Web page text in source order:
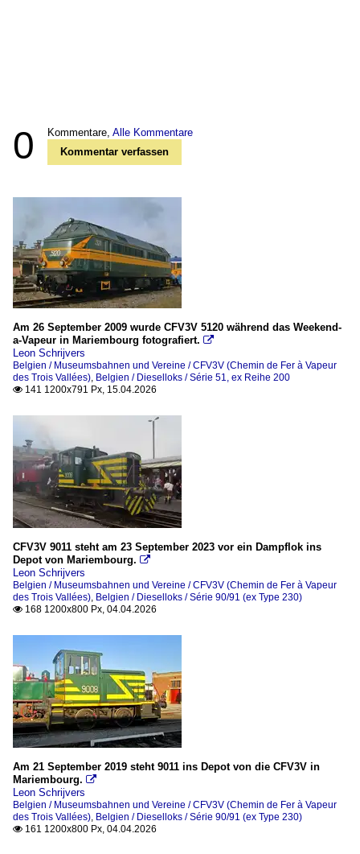
0 Kommentare, Alle Kommentare
Kommentar verfassen
Am 26 September 2009 wurde CFV3V 5120 während das Weekend-
a-Vapeur in Mariembourg fotografiert. 
Leon Schrijvers
Belgien / Museumsbahnen und Vereine / CFV3V (Chemin de Fer à Vapeur
des Trois Vallées), Belgien / Dieselloks / Série 51, ex Reihe 200
 141 1200x791 Px, 15.04.2026
CFV3V 9011 steht am 23 September 2023 vor ein Dampflok ins
Depot von Mariembourg. 
Leon Schrijvers
Belgien / Museumsbahnen und Vereine / CFV3V (Chemin de Fer à Vapeur
des Trois Vallées), Belgien / Dieselloks / Série 90/91 (ex Type 230)
 168 1200x800 Px, 04.04.2026
Am 21 September 2019 steht 9011 ins Depot von die CFV3V in
Mariembourg. 
Leon Schrijvers
Belgien / Museumsbahnen und Vereine / CFV3V (Chemin de Fer à Vapeur
des Trois Vallées), Belgien / Dieselloks / Série 90/91 (ex Type 230)
 161 1200x800 Px, 04.04.2026